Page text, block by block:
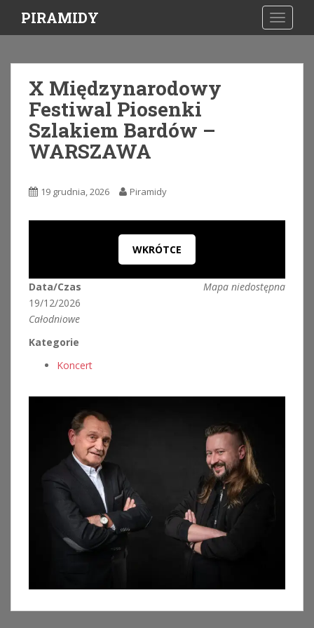
i
PIRAMIDY
X Międzynarodowy
Festiwal Piosenki
Szlakiem Bardów –
WARSZAWA
19 grudnia, 2026 Piramidy
WKRÓTCE
Mapa niedostępna
Data/Czas
19/12/2026
Całodniowe
Kategorie
Koncert